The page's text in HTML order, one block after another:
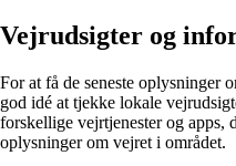
Vejrudsigter og
For at få de seneste oplysninger
god idé at tjekke lokale
forskellige vejrtjenester og apps,
oplysninger om vejret i området.